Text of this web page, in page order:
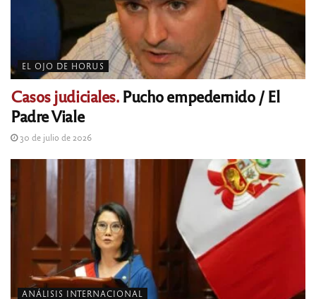
EL OJO DE HORUS
Casos judiciales.Pucho empedernido / El
Padre Viale
30 de julio de 2026
ANÁLISIS INTERNACIONAL